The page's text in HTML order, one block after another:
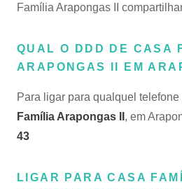
Família Arapongas II
QUAL O DDD DE CASA
ARAPONGAS II EM
Para ligar para qualquel
Família Arapongas II , em
43
LIGAR PARA CASA